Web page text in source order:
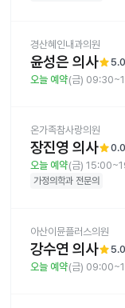
경산혜인내과의원
윤성은 의사star5.0
오늘 예약(금)
온가족참사랑의원
장진영 의사star0.0
오늘 예약(금)
가정의학과 전문의
아산이뮨플러스의원
강수연 의사star5.0
오늘 예약(금)